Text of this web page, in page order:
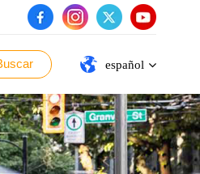
español
English
español